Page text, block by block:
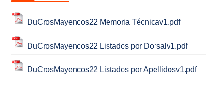
DuCrosMayencos22 Memoria Técnicav1.pdf
DuCrosMayencos22 Listados por Dorsalv1.pdf
DuCrosMayencos22 Listados por Apellidosv1.pdf